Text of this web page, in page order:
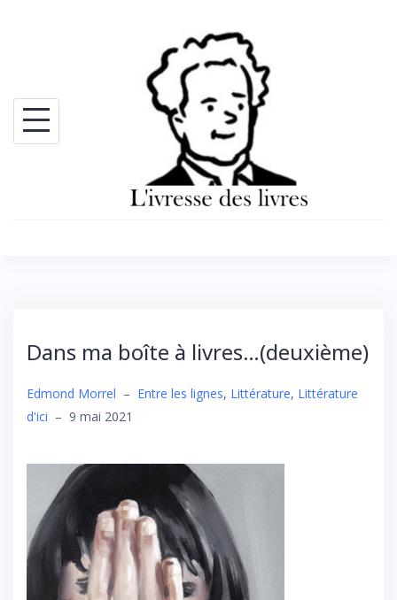
Dans ma boîte à livres…(deuxième)
Edmond Morrel – Entre les lignes, Littérature, Littérature
d'ici – 9 mai 2021